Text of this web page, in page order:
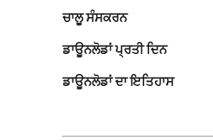
ਚਾਲੂ ਸੰਸਕਰਨ
ਡਾਊਨਲੋਡਾਂ ਪ੍ਰਤੀ ਦਿਨ
ਡਾਊਨਲੋਡਾਂ ਦਾ ਇਤਿਹਾਸ